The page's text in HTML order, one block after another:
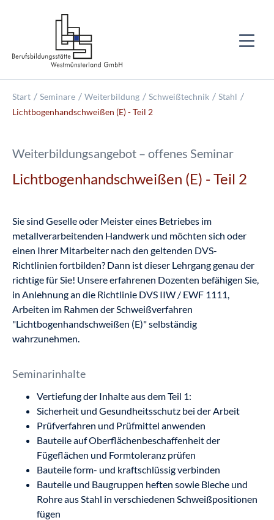
Start Seminare Weiterbildung Schweißtechnik
Stahl
Lichtbogenhandschweißen (E) - Teil 2
Weiterbildungsangebot – offenes Seminar
Lichtbogenhandschweißen (E) - Teil 2
Sie sind Geselle oder Meister eines Betriebes im
metallverarbeitenden Handwerk und möchten sich oder
einen Ihrer Mitarbeiter nach den geltenden DVS-
Richtlinien fortbilden? Dann ist dieser Lehrgang genau der
richtige für Sie! Unsere erfahrenen Dozenten befähigen Sie,
in Anlehnung an die Richtlinie DVS IIW / EWF 1111,
Arbeiten im Rahmen der Schweißverfahren
"Lichtbogenhandschweißen (E)" selbständig
wahrzunehmen.
Seminarinhalte
Vertiefung der Inhalte aus dem Teil 1:
Sicherheit und Gesundheitsschutz bei der Arbeit
Prüfverfahren und Prüfmittel anwenden
Bauteile auf Oberflächenbeschaffenheit der
Fügeflächen und Formtoleranz prüfen
Bauteile form- und kraftschlüssig verbinden
Bauteile und Baugruppen heften sowie Bleche und
Rohre aus Stahl in verschiedenen Schweißpositionen
fügen